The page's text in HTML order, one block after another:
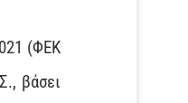
(ΦΕΚ
βάσει